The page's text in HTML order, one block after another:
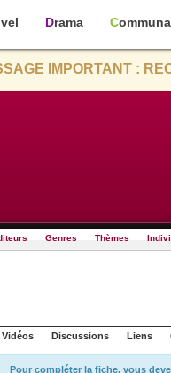
Drama
IMPORTANT :
Genres Thèmes
Vidéos Discussions Liens
Pour compléter la fiche, vous